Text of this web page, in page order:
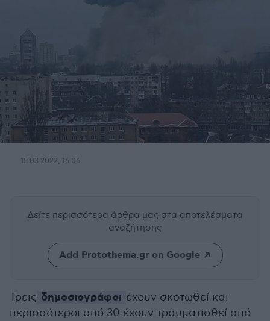
15.03.2022, 16:06
Δείτε περισσότερα άρθρα μας στα αποτελέσματα
αναζήτησης
Add Protothema.gr on Google
Τρεις δημοσιογράφοι έχουν σκοτωθεί και
περισσότεροι από 30 έχουν τραυματισθεί από